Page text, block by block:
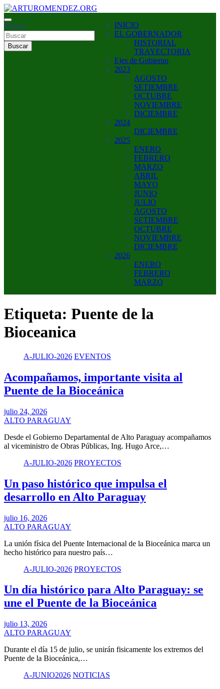
Saltar
al
contenido
ARTUROMENDEZ.ORG
ARTURO MENDEZ GOBERNADOR 2023
Buscar
Buscar
INICIO
EL GOBERNADOR
HISTORIAL
TRAYECTORIA
Ejes de Gobierno
2023
AGOSTO
SETIEMBRE
OCTUBRE
NOVIEMBRE
DICIEMBRE
2024
DICIEMBRE
2025
ENERO
FEBRERO
MARZO
ABRIL
MAYO
JUNIO
JULIO
AGOSTO
SETIEMBRE
OCTUBRE
NOVIEMBRE
DICIEMBRE
2026
ENERO
FEBRERO
MARZO
Etiqueta: Puente de la
Bioceanica
A-JULIO-2026 EVENTOS
Acompañamos, importante visita al
Puente de la Bioceánica
julio 24, 2026
ALTO PARAGUAY
Desde el Gobierno Departamental de Alto Paraguay acompañamos
al viceministro de Obras Públicas, Ing. Hugo Arce,…
A-JULIO-2026 PROYECTOS
Un paso histórico que impulsa el
desarrollo en Alto Paraguay
julio 16, 2026
ALTO PARAGUAY
La unión física del Puente Internacional de la Bioceánica marca un
hecho histórico para nuestro país…
A-JULIO-2026 PROYECTOS
Un día histórico para Alto Paraguay: se
une el Puente de la Bioceánica
julio 13, 2026
ALTO PARAGUAY
Durante el día 15 de julio, se unirán fisicamente los extremos del
Puente de la Bioceánica,…
A-JUNIO2026 NOTICIAS